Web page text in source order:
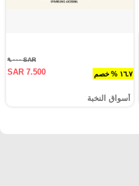
١٦.٧ % خصم
SAR ٩.٠٠٠
SAR 7.500
أسواق النخبة